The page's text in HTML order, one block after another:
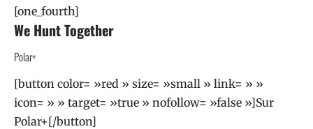
[one_fourth]
We Hunt Together
Polar+
[button color= »red » size= »small » link= » »
icon= » » target= »true » nofollow= »false »]Sur
Polar+[/button]